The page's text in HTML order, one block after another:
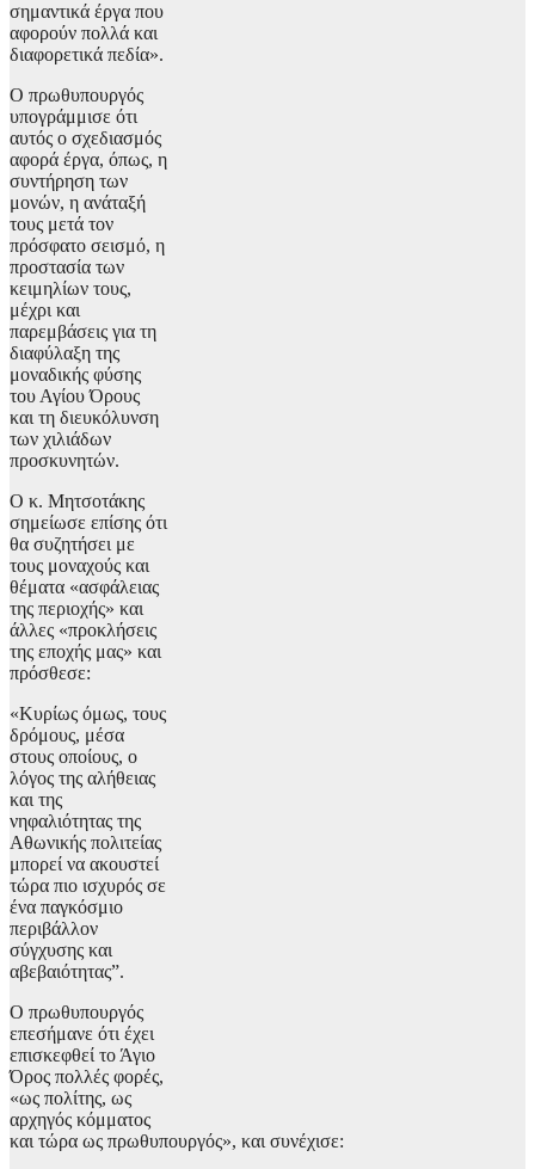
σημαντικά έργα που
αφορούν πολλά και
διαφορετικά πεδία».
Ο πρωθυπουργός
υπογράμμισε ότι
αυτός ο σχεδιασμός
αφορά έργα, όπως, η
συντήρηση των
μονών, η ανάταξή
τους μετά τον
πρόσφατο σεισμό, η
προστασία των
κειμηλίων τους,
μέχρι και
παρεμβάσεις για τη
διαφύλαξη της
μοναδικής φύσης
του Αγίου Όρους
και τη διευκόλυνση
των χιλιάδων
προσκυνητών.
Ο κ. Μητσοτάκης
σημείωσε επίσης ότι
θα συζητήσει με
τους μοναχούς και
θέματα «ασφάλειας
της περιοχής» και
άλλες «προκλήσεις
της εποχής μας» και
πρόσθεσε:
«Κυρίως όμως, τους
δρόμους, μέσα
στους οποίους, ο
λόγος της αλήθειας
και της
νηφαλιότητας της
Αθωνικής πολιτείας
μπορεί να ακουστεί
τώρα πιο ισχυρός σε
ένα παγκόσμιο
περιβάλλον
σύγχυσης και
αβεβαιότητας”.
Ο πρωθυπουργός
επεσήμανε ότι έχει
επισκεφθεί το Άγιο
Όρος πολλές φορές,
«ως πολίτης, ως
αρχηγός κόμματος
και τώρα ως πρωθυπουργός», και συνέχισε: